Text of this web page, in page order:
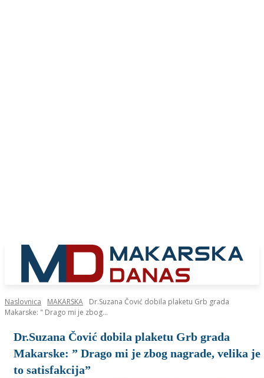
Naslovnica MAKARSKA
Dr.Suzana Čović dobila plaketu Grb grada
Makarske: " Drago mi je zbog...
Dr.Suzana Čović dobila plaketu Grb grada
Makarske: ” Drago mi je zbog nagrade, velika je
to satisfakcija”